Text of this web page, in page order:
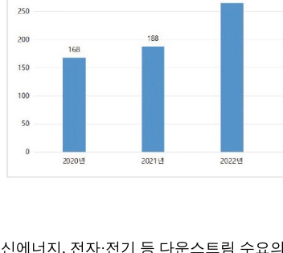
신에너지, 전자·전기 등 다운스트림 수요